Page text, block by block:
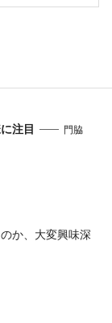
注目
門脇
か、大変興味深